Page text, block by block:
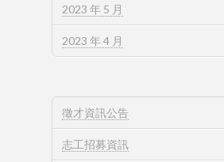
2023 年 5 月
2023 年 4 月
徵才資訊公告
志工招募資訊